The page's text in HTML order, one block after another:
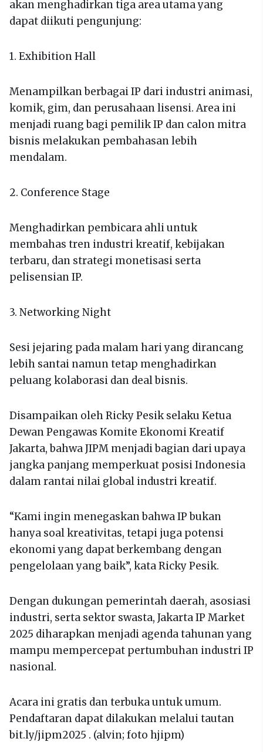
akan menghadirkan tiga area utama yang
dapat diikuti pengunjung:
1. Exhibition Hall
Menampilkan berbagai IP dari industri animasi,
komik, gim, dan perusahaan lisensi. Area ini
menjadi ruang bagi pemilik IP dan calon mitra
bisnis melakukan pembahasan lebih
mendalam.
2. Conference Stage
Menghadirkan pembicara ahli untuk
membahas tren industri kreatif, kebijakan
terbaru, dan strategi monetisasi serta
pelisensian IP.
3. Networking Night
Sesi jejaring pada malam hari yang dirancang
lebih santai namun tetap menghadirkan
peluang kolaborasi dan deal bisnis.
Disampaikan oleh Ricky Pesik selaku Ketua
Dewan Pengawas Komite Ekonomi Kreatif
Jakarta, bahwa JIPM menjadi bagian dari upaya
jangka panjang memperkuat posisi Indonesia
dalam rantai nilai global industri kreatif.
“Kami ingin menegaskan bahwa IP bukan
hanya soal kreativitas, tetapi juga potensi
ekonomi yang dapat berkembang dengan
pengelolaan yang baik”, kata Ricky Pesik.
Dengan dukungan pemerintah daerah, asosiasi
industri, serta sektor swasta, Jakarta IP Market
2025 diharapkan menjadi agenda tahunan yang
mampu mempercepat pertumbuhan industri IP
nasional.
Acara ini gratis dan terbuka untuk umum.
Pendaftaran dapat dilakukan melalui tautan
bit.ly/jipm2025 . (alvin; foto hjipm)